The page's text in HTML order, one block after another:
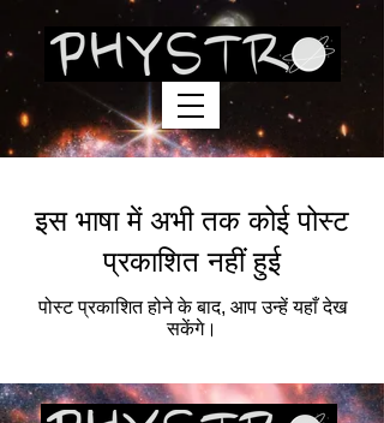
इस भाषा में अभी तक कोई पोस्ट
प्रकाशित नहीं हुई
पोस्ट प्रकाशित होने के बाद, आप उन्हें यहाँ देख
सकेंगे।